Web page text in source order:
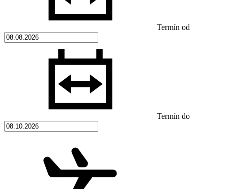
Termín od
Termín do